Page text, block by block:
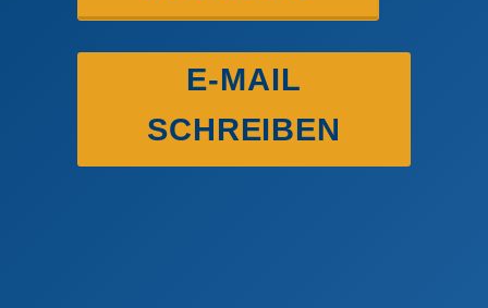
E-MAIL
SCHREIBEN